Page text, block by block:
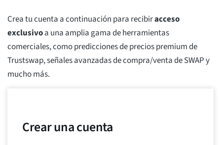
Crea tu cuenta a continuación para recibiracceso
exclusivoa una amplia gama de herramientas
comerciales, como predicciones de precios premium de
Trustswap, señales avanzadas de compra/venta de SWAP y
mucho más.
Crear una cuenta